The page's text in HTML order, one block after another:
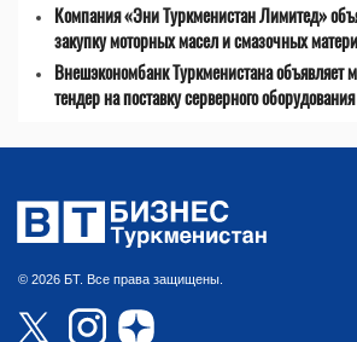
Компания «Эни Туркменистан Лимитед»
закупку моторных масел и смазочных
Внешэкономбанк Туркменистана
тендер на поставку серверного оборудования
© 2026 БТ. Все права защищены.